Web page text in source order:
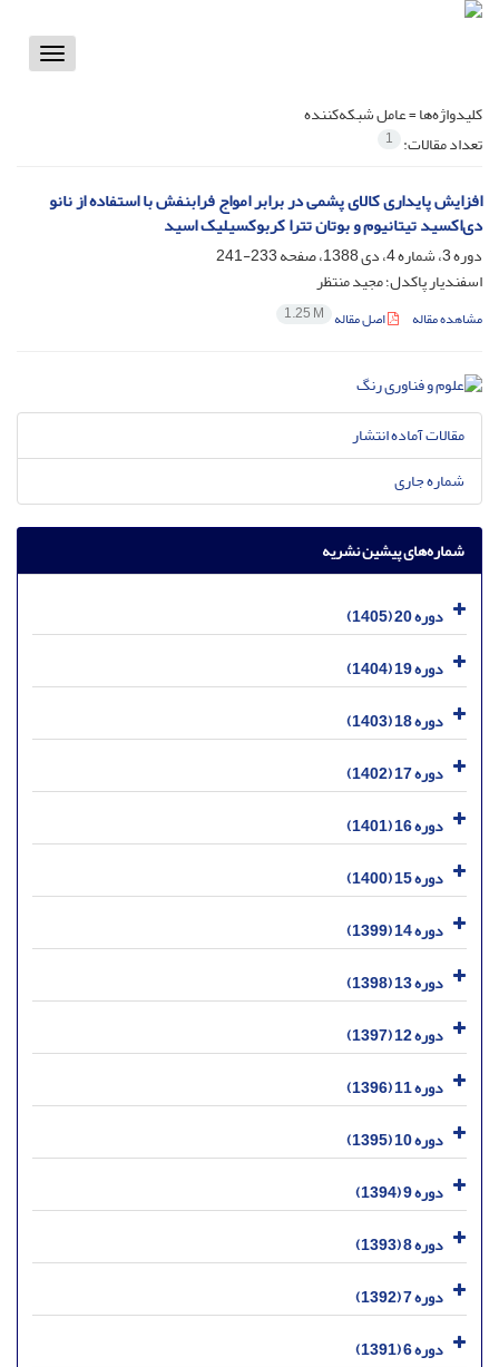
Toggle
کلیدواژه‌ها =عامل شبکه‌کننده
تعداد مقالات: 1
افزایش پایداری کالای پشمی در برابر امواج فرابنفش با استفاده از نانو
دی‌اکسید تیتانیوم و بوتان تترا کربوکسیلیک اسید
دوره 3، شماره 4، دی 1388، صفحه
233-241
اسفندیار پاکدل؛ مجید منتظر
مشاهده مقاله اصل مقاله 1.25 M
مقالات آماده انتشار
شماره جاری
شماره‌های پیشین نشریه
دوره 20 (1405)
دوره 19 (1404)
دوره 18 (1403)
دوره 17 (1402)
دوره 16 (1401)
دوره 15 (1400)
دوره 14 (1399)
دوره 13 (1398)
دوره 12 (1397)
دوره 11 (1396)
دوره 10 (1395)
دوره 9 (1394)
دوره 8 (1393)
دوره 7 (1392)
دوره 6 (1391)